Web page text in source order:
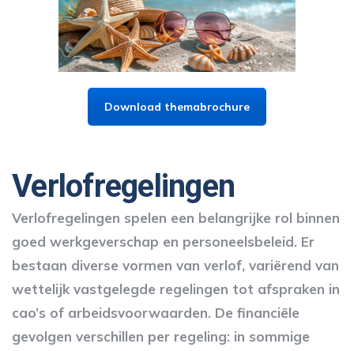
Verlofregelingen
Verlofregelingen spelen een belangrijke rol binnen
goed werkgeverschap en personeelsbeleid. Er
bestaan diverse vormen van verlof, variërend van
wettelijk vastgelegde regelingen tot afspraken in
cao’s of arbeidsvoorwaarden. De financiële
gevolgen verschillen per regeling: in sommige
Download themabrochure